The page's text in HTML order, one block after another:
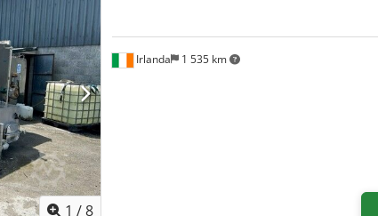
1 /8
Irlanda 1 535 km